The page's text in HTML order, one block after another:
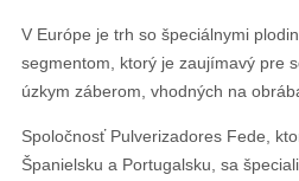
V Európe je trh so špeciálnymi
segmentom, ktorý je zaujímavý pre
úzkym záberom, vhodných na
Spoločnosť Pulverizadores Fede,
Španielsku a Portugalsku, sa